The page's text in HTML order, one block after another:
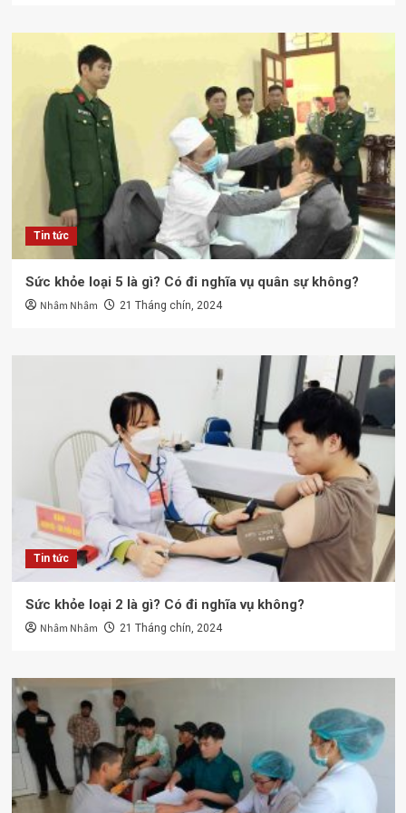
Tin tức
Sức khỏe loại 5 là gì? Có đi nghĩa vụ quân sự không?
Nhâm Nhâm 21 Tháng chín, 2024
Tin tức
Sức khỏe loại 2 là gì? Có đi nghĩa vụ không?
Nhâm Nhâm 21 Tháng chín, 2024